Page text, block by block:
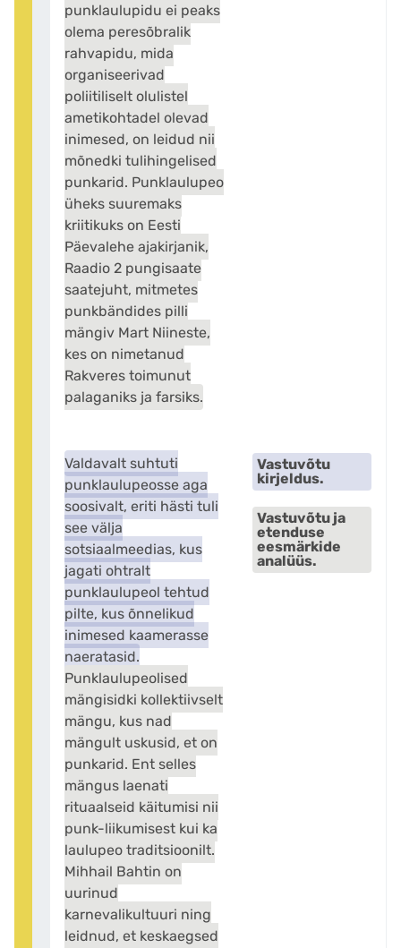
punklaulupidu ei peaks
olema peresõbralik
rahvapidu, mida
organiseerivad
poliitiliselt olulistel
ametikohtadel olevad
inimesed, on leidud nii
mõnedki tulihingelised
punkarid. Punklaulupeo
üheks suuremaks
kriitikuks on Eesti
Päevalehe ajakirjanik,
Raadio 2 pungisaate
saatejuht, mitmetes
punkbändides pilli
mängiv Mart Niineste,
kes on nimetanud
Rakveres toimunut
palaganiks ja farsiks.
Valdavalt suhtuti
punklaulupeosse aga
soosivalt, eriti hästi tuli
see välja
sotsiaalmeedias, kus
jagati ohtralt
punklaulupeol tehtud
pilte, kus õnnelikud
inimesed kaamerasse
naeratasid.
Punklaulupeolised
mängisidki kollektiivselt
mängu, kus nad
mängult uskusid, et on
punkarid. Ent selles
mängus laenati
rituaalseid käitumisi nii
punk-liikumisest kui ka
laulupeo traditsioonilt.
Mihhail Bahtin on
uurinud
karnevalikultuuri ning
leidnud, et keskaegsed
Vastuvõtu
kirjeldus.
Vastuvõtu ja
etenduse
eesmärkide
analüüs.